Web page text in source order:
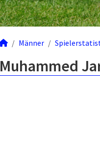
Männer
Muhammed